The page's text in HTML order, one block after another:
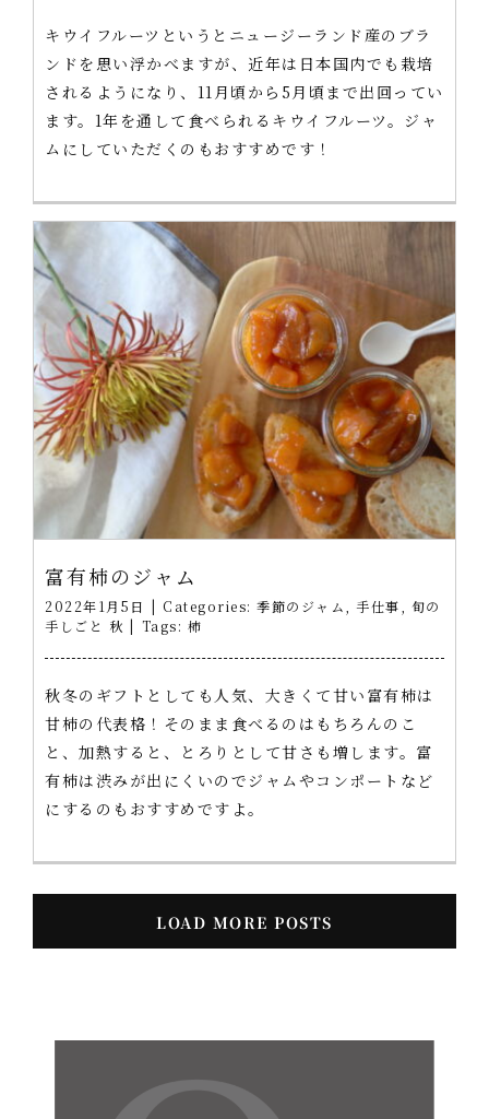
キウイフルーツというとニュージーランド産のブラ
ンドを思い浮かべますが、近年は日本国内でも栽培
されるようになり、11月頃から5月頃まで出回ってい
ます。1年を通して食べられるキウイフルーツ。ジャ
ムにしていただくのもおすすめです！
富有柿のジャム
2022年1月5日 | Categories: 季節のジャム 手仕事
旬の
手しごと 秋 | Tags: 柿
秋冬のギフトとしても人気、大きくて甘い富有柿は
甘柿の代表格！そのまま食べるのはもちろんのこ
と、加熱すると、とろりとして甘さも増します。富
有柿は渋みが出にくいのでジャムやコンポートなど
にするのもおすすめですよ。
LOAD MORE POSTS